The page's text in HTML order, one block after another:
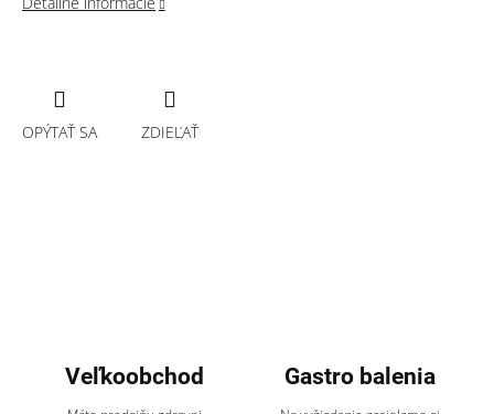
OPÝTAŤ SA ZDIEĽAŤ
Veľkoobchod Gastro balenia